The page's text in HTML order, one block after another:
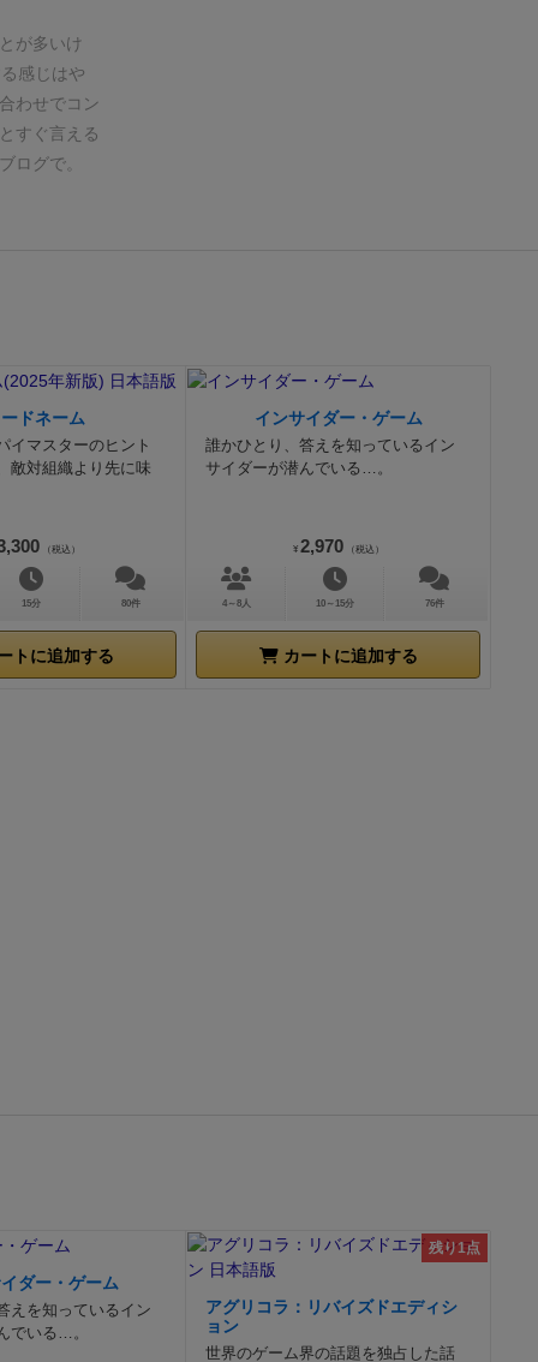
が多いけ
感じはや
わせでコン
すぐ言える
ログで。
ードネーム
イマスターのヒント
敵対組織より先に味
（税込）
15分 80件
トに追加する
インサイダー・ゲーム
誰かひとり、答えを知っているイン
サイダーが潜んでいる…。
¥ 2,970 （税込）
4～8人 10～15分 76件
カートに追加する
ダー・ゲーム
えを知っているイン
でいる…。
残り1点
アグリコラ：リバイズドエディシ
ョン
世界のゲーム界の話題を独占した話